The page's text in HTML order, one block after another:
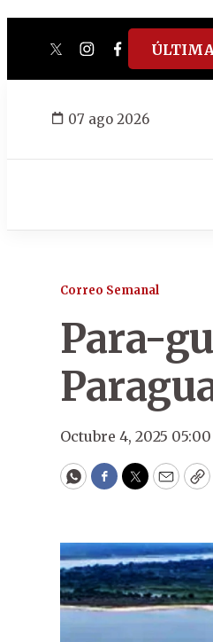
twitterinstagram
facebook
tiktok
07 ago 2026
Correo Semanal
Para-
Octubre 4, 2025 05:00
WhatsApp
Facebook
Twitter
Email